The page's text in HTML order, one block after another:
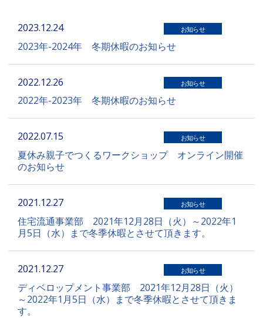
2023.12.24 お知らせ
2023年-2024年 冬期休暇のお知らせ
2022.12.26 お知らせ
2022年-2023年 冬期休暇のお知らせ
2022.07.15 お知らせ
夏休み親子でつくるワークショップ オンライン開催
のお知らせ
2021.12.27 お知らせ
住宅流通事業部 2021年12月28日（火）～2022年1
月5日（水）まで冬季休暇とさせて頂きます。
2021.12.27 お知らせ
ディベロップメント事業部 2021年12月28日（火）
～2022年1月5日（水）まで冬季休暇とさせて頂きま
す。